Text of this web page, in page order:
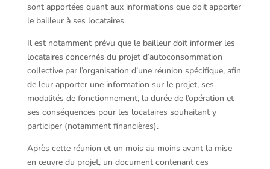
sont apportées quant aux informations que doit apporter
le bailleur à ses locataires.
Il est notamment prévu que le bailleur doit informer les
locataires concernés du projet d’autoconsommation
collective par l’organisation d’une réunion spécifique, afin
de leur apporter une information sur le projet, ses
modalités de fonctionnement, la durée de l’opération et
ses conséquences pour les locataires souhaitant y
participer (notamment financières).
Après cette réunion et un mois au moins avant la mise
en œuvre du projet, un document contenant ces